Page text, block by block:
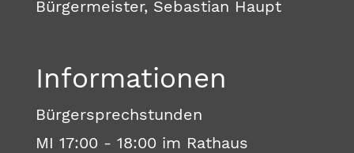
Bürgermeister, Sebastian Haupt
Informationen
Bürgersprechstunden
MI 17:00 - 18:00 im Rathaus